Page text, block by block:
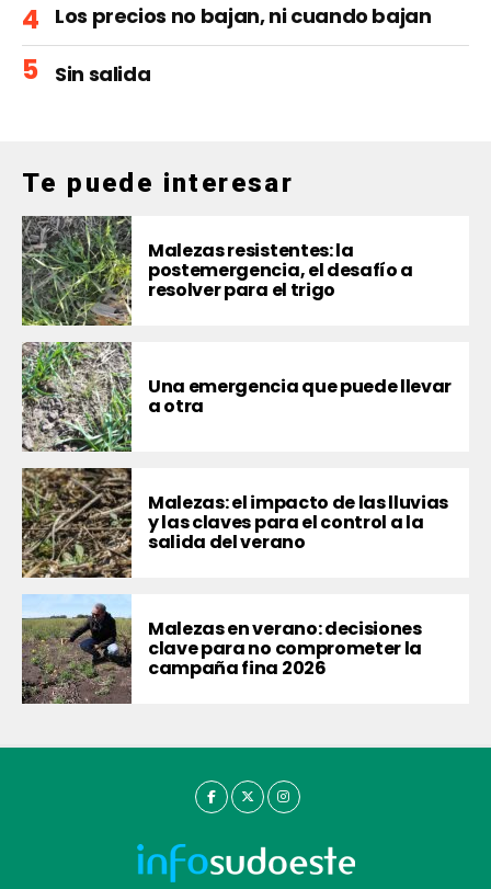
Los precios no bajan, ni cuando bajan
Sin salida
Te puede interesar
Malezas resistentes: la
postemergencia, el desafío a
resolver para el trigo
Una emergencia que puede llevar
a otra
Malezas: el impacto de las lluvias
y las claves para el control a la
salida del verano
Malezas en verano: decisiones
clave para no comprometer la
campaña fina 2026